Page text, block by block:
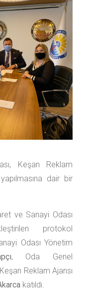
Keşan Reklam
dair bir
ve Sanayi Odası
protokol
Odası Yönetim
, Oda Genel
Reklam Ajansı
katıldı.